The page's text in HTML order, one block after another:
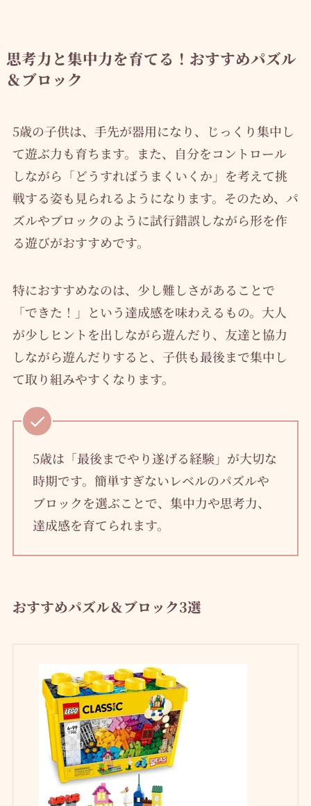
思考力と集中力を育てる！おすすめパズル
＆ブロック
5歳の子供は、手先が器用になり、じっくり集中し
て遊ぶ力も育ちます。また、自分をコントロール
しながら「どうすればうまくいくか」を考えて挑
戦する姿も見られるようになります。そのため、パ
ズルやブロックのように試行錯誤しながら形を作
る遊びがおすすめです。
特におすすめなのは、少し難しさがあることで
「できた！」という達成感を味わえるもの。大人
が少しヒントを出しながら遊んだり、友達と協力
しながら遊んだりすると、子供も最後まで集中し
て取り組みやすくなります。
5歳は「最後までやり遂げる経験」が大切な
時期です。簡単すぎないレベルのパズルや
ブロックを選ぶことで、集中力や思考力、
達成感を育てられます。
おすすめパズル＆ブロック3選